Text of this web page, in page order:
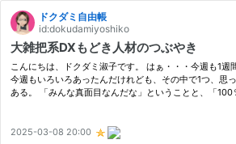
ドクダミ自由帳
id:dokudamiyoshiko
大雑把系DXもどき人材のつぶやき
こんにちは、ドクダミ淑子です。 はぁ・・・今週も1週
今週もいろいろあったんだけれども、その中で1つ、思
ある。 「みんな真面目なんだな」ということと、「100
2025-03-08 20:00